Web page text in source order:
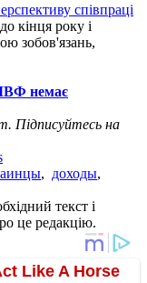
співпраці
кінця року і
зобов'язань,
немає
Підписуйтесь на
, доходы,
текст і
це редакцію.